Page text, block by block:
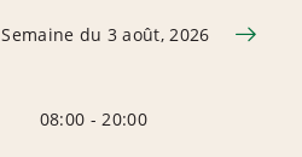
Semaine du 3 août, 2026
08:00 - 20:00